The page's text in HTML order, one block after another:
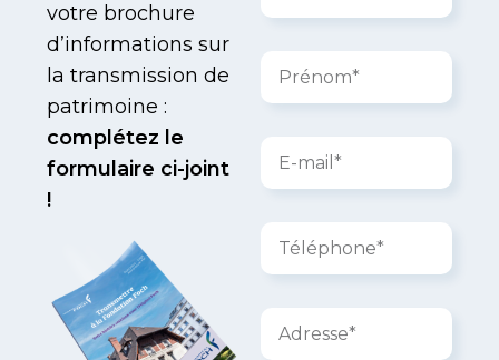
votre brochure
d’informations sur
la transmission de
patrimoine :
complétez le
formulaire ci-joint
!